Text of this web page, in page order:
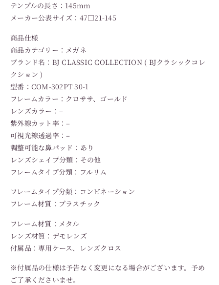
テンプルの長さ：145mm
メーカー公表サイズ：47□21-145
商品仕様
商品カテゴリー：メガネ
ブランド名：BJ CLASSIC COLLECTION ( BJクラシックコレ
クション )
型番：COM-302PT 30-1
フレームカラー：クロササ、ゴールド
レンズカラー：–
紫外線カット率：–
可視光線透過率：–
調整可能な鼻パッド：あり
レンズシェイプ分類：その他
フレームタイプ分類：フルリム
フレームタイプ分類：コンビネーション
フレーム材質：プラスチック
フレーム材質：メタル
レンズ材質：デモレンズ
付属品：専用ケース、レンズクロス
※付属品の仕様は予告なく変更になる場合がございます。予め
ご了承くださいませ。